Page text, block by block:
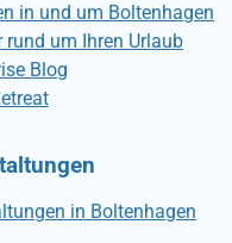
in und um Boltenhagen
rund um Ihren Urlaub
Blog
in Boltenhagen